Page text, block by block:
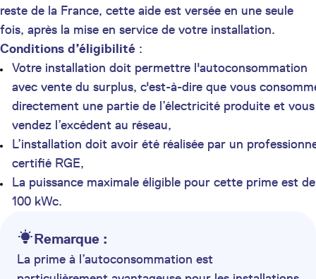
reste de la France, cette aide est versée en une seule
fois, après la mise en service de votre installation.
Conditions d’éligibilité :
Votre installation doit permettre l'autoconsommation
avec vente du surplus, c'est-à-dire que vous
directement une partie de l’électricité produite et vous
vendez l’excédent au réseau,
L’installation doit avoir été réalisée par un
certifié RGE,
La puissance maximale éligible pour cette prime est de
100 kWc.
Remarque :
La prime à l’autoconsommation est